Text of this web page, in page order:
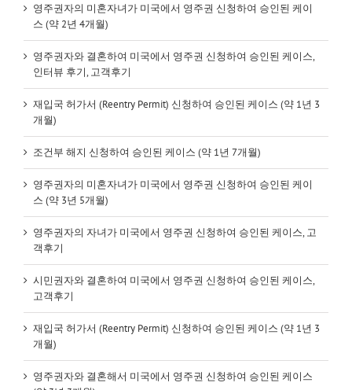
영주권자의 미혼자녀가 미국에서 영주권 신청하여 승인된 케이
스 (약 2년 4개월)
영주권자와 결혼하여 미국에서 영주권 신청하여 승인된 케이스,
인터뷰 후기, 고객후기
재입국 허가서 (Reentry Permit) 신청하여 승인된 케이스 (약 1년 3
개월)
조건부 해지 신청하여 승인된 케이스 (약 1년 7개월)
영주권자의 미혼자녀가 미국에서 영주권 신청하여 승인된 케이
스 (약 3년 5개월)
영주권자의 자녀가 미국에서 영주권 신청하여 승인된 케이스, 고
객후기
시민권자와 결혼하여 미국에서 영주권 신청하여 승인된 케이스,
고객후기
재입국 허가서 (Reentry Permit) 신청하여 승인된 케이스 (약 1년 3
개월)
영주권자와 결혼해서 미국에서 영주권 신청하여 승인된 케이스